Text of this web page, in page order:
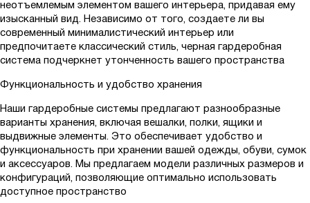
неотъемлемым элементом вашего интерьера, придавая ему
изысканный вид. Независимо от того, создаете ли вы
современный минималистический интерьер или
предпочитаете классический стиль, черная гардеробная
система подчеркнет утонченность вашего пространства
Функциональность и удобство хранения
Наши гардеробные системы предлагают разнообразные
варианты хранения, включая вешалки, полки, ящики и
выдвижные элементы. Это обеспечивает удобство и
функциональность при хранении вашей одежды, обуви, сумок
и аксессуаров. Мы предлагаем модели различных размеров и
конфигураций, позволяющие оптимально использовать
доступное пространство